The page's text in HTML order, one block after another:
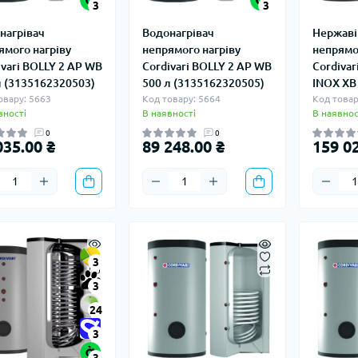
3
нагріву
BOLLY 2 AP WB
(3135162320503)
5663
0
₴
3
Водонагрівач
непрямого нагріву
Cordivari BOLLY 2 AP WB
500 л (3135162320505)
Код товару: 5664
В наявності
0
89 248.00 ₴
INOX
Код
В
159
3
3
24
3